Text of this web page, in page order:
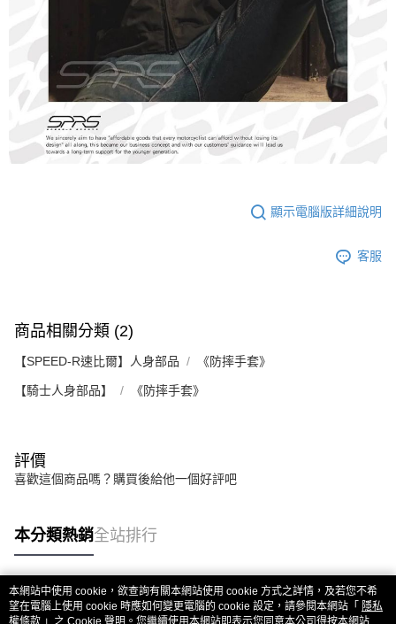
顯示電腦版詳細說明
客服
商品相關分類 (2)
【SPEED-R速比爾】人身部品 《防摔手套》
【騎士人身部品】 《防摔手套》
評價
喜歡這個商品嗎？購買後給他一個好評吧
本分類熱銷全站排行
熱門標籤
本網站中使用 cookie，欲查詢有關本網站使用 cookie 方式之詳情，及若您不希
望在電腦上使用 cookie 時應如何變更電腦的 cookie 設定，請參閱本網站「 隱私
權條款 」之 Cookie 聲明。您繼續使用本網站即表示您同意本公司得按本網站使